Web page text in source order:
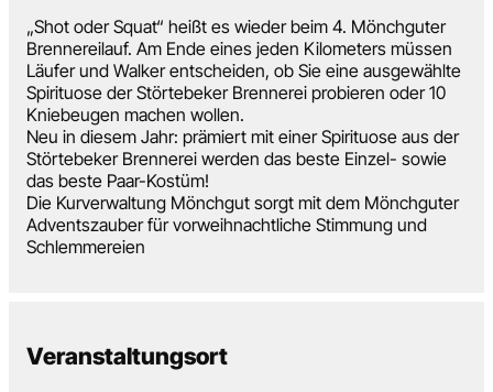
„Shot oder Squat“ heißt es wieder beim 4. Mönchguter
Brennereilauf. Am Ende eines jeden Kilometers müssen
Läufer und Walker entscheiden, ob Sie eine ausgewählte
Spirituose der Störtebeker Brennerei probieren oder 10
Kniebeugen machen wollen.
Neu in diesem Jahr: prämiert mit einer Spirituose aus der
Störtebeker Brennerei werden das beste Einzel- sowie
das beste Paar-Kostüm!
Die Kurverwaltung Mönchgut sorgt mit dem Mönchguter
Adventszauber für vorweihnachtliche Stimmung und
Schlemmereien
Veranstaltungsort